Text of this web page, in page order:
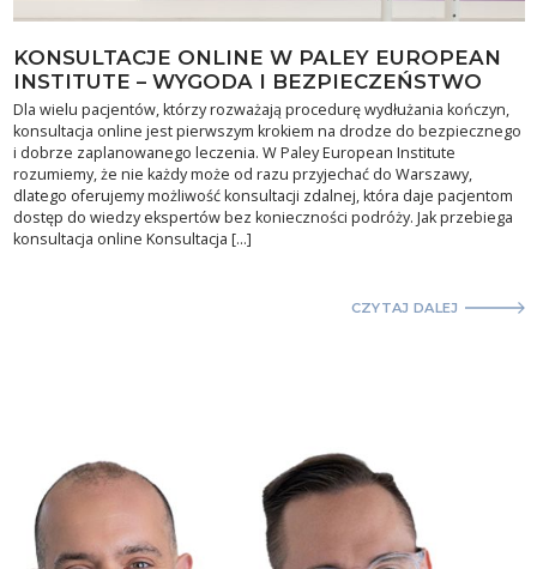
KONSULTACJE ONLINE W PALEY EUROPEAN
INSTITUTE – WYGODA I BEZPIECZEŃSTWO
Dla wielu pacjentów, którzy rozważają procedurę wydłużania kończyn,
konsultacja online jest pierwszym krokiem na drodze do bezpiecznego
i dobrze zaplanowanego leczenia. W Paley European Institute
rozumiemy, że nie każdy może od razu przyjechać do Warszawy,
dlatego oferujemy możliwość konsultacji zdalnej, która daje pacjentom
dostęp do wiedzy ekspertów bez konieczności podróży. Jak przebiega
konsultacja online Konsultacja […]
CZYTAJ DALEJ